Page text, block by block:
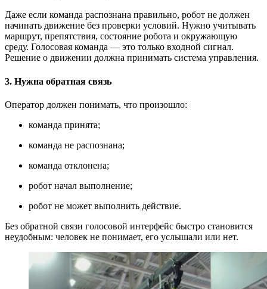
Даже если команда распознана правильно, робот не должен
начинать движение без проверки условий. Нужно учитывать
маршрут, препятствия, состояние робота и окружающую
среду. Голосовая команда — это только входной сигнал.
Решение о движении должна принимать система управления.
3. Нужна обратная связь
Оператор должен понимать, что произошло:
команда принята;
команда не распознана;
команда отклонена;
робот начал выполнение;
робот не может выполнить действие.
Без обратной связи голосовой интерфейс быстро становится
неудобным: человек не понимает, его услышали или нет.